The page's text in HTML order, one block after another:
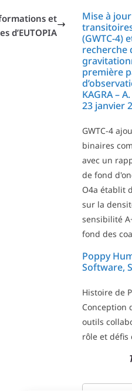
et
d’EUTOPIA
Mise à
(GWTC-4)
recherche
première
KAGRA –
23 janvier
GWTC-4
binaires
avec un
de fond
O4a établit
sur la
sensibilité
fond des
Poppy
Software,
Histoire de
Conception
outils
rôle et défis